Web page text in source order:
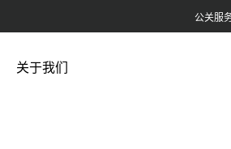
公关服
关于我们